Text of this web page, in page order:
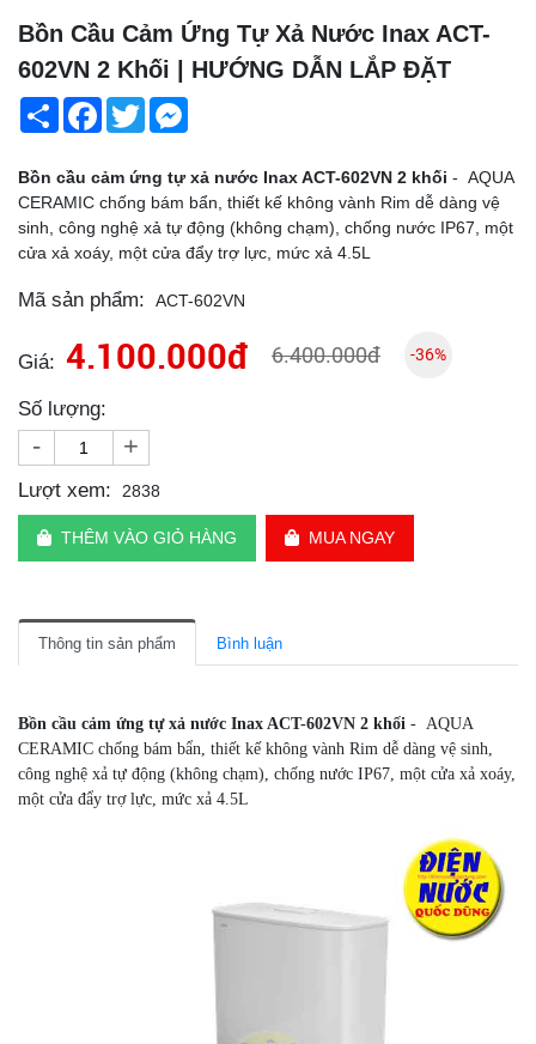
Bồn Cầu Cảm Ứng Tự Xả Nước Inax ACT-
602VN 2 Khối | HƯỚNG DẪN LẮP ĐẶT
Share Facebook
Twitter
Bồn cầu cảm ứng tự xả nước Inax ACT-602VN 2 khối - AQUA
CERAMIC chống bám bẩn, thiết kế không vành Rim dễ dàng vệ
sinh, công nghệ xả tự động (không chạm), chống nước IP67, một
cửa xả xoáy, một cửa đẩy trợ lực, mức xả 4.5L
Mã sản phẩm: ACT-602VN
Giá: 4.100.000đ 6.400.000đ -36%
Số lượng:
- +
Lượt xem: 2838
THÊM VÀO GIỎ HÀNG MUA NGAY
Thông tin sản phẩm Bình luận
Bồn cầu cảm ứng tự xả nước Inax ACT-602VN 2 khối - AQUA
CERAMIC chống bám bẩn, thiết kế không vành Rim dễ dàng vệ sinh,
công nghệ xả tự động (không chạm), chống nước IP67, một cửa xả xoáy,
một cửa đẩy trợ lực, mức xả 4.5L